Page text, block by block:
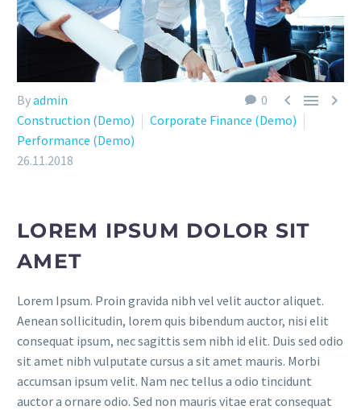
0   
Byadmin
Construction (Demo)
Corporate Finance (Demo)
Performance (Demo)
26.11.2018
LOREM IPSUM DOLOR SIT
AMET
Lorem Ipsum. Proin gravida nibh vel velit auctor aliquet.
Aenean sollicitudin, lorem quis bibendum auctor, nisi elit
consequat ipsum, nec sagittis sem nibh id elit. Duis sed odio
sit amet nibh vulputate cursus a sit amet mauris. Morbi
accumsan ipsum velit. Nam nec tellus a odio tincidunt
auctor a ornare odio. Sed non mauris vitae erat consequat